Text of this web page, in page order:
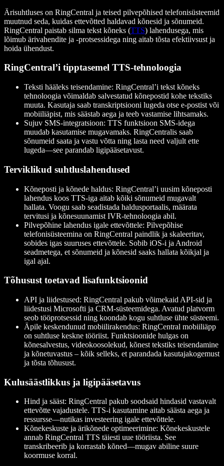
Ärisuhtluses on RingCentral ja teised pilvepõhised telefonisüsteemid
muutnud seda, kuidas ettevõtted haldavad kõnesid ja sõnumeid.
RingCentral paistab silma tekst kõneks (TTS) lahendusega, mis
lõimub ärivahendite ja -protsessidega ning aitab tõsta efektiivsust ja
hoida ühendust.
RingCentral’i tipptasemel TTS-tehnoloogia
Teksti hääleks teisendamine: RingCentral’i tekst kõneks
tehnoloogia võimaldab salvestatud kõnepostid kohe tekstiks
muuta. Kasutaja saab transkriptsiooni lugeda otse e-postist või
mobiiliäpist, mis säästab aega ja teeb vastamise lihtsamaks.
Sujuv SMS-integratsioon: TTS funktsioon SMS-idega
muudab kasutamise mugavamaks. RingCentralis saab
sõnumeid saata ja vastu võtta ning lasta need valjult ette
lugeda—see parandab ligipääsetavust.
Terviklikud suhtluslahendused
Kõneposti ja kõnede haldus: RingCentral’i uusim kõneposti
lahendus koos TTS-iga aitab kõiki sõnumeid mugavalt
hallata. Voogu saab seadistada haldusportaalis, määrata
tervitusi ja kõnesuunamist IVR-tehnoloogia abil.
Pilvepõhine lahendus igale ettevõttele: Pilvepõhise
telefonisüsteemina on RingCentral paindlik ja skaleeritav,
sobides igas suuruses ettevõttele. Sobib iOS-i ja Android
seadmetega, et sõnumeid ja kõnesid saaks hallata kõikjal ja
igal ajal.
Tõhusust toetavad lisafunktsioonid
API ja liidestused: RingCentral pakub võimekaid API-sid ja
liidestusi Microsofti ja CRM-süsteemidega. Avatud platvorm
seob tööprotsessid ning koondab kogu suhtluse ühte süsteemi.
Äpile keskendunud mobiilirakendus: RingCentral mobiiliäpp
on suhtluse keskne tööriist. Funktsioonide hulgas on
kõnesalvestus, videokoosolekud, kõnest tekstiks teisendamine
ja kõnetuvastus – kõik selleks, et parandada kasutajakogemust
ja tõsta tõhusust.
Kulusäästlikkus ja ligipääsetavus
Hind ja sääst: RingCentral pakub soodsaid hindasid vastavalt
ettevõtte vajadustele. TTS-i kasutamine aitab säästa aega ja
ressursse—nutikas investeering igale ettevõttele.
Kõnekeskuste ja ärikõnede optimeerimine: Kõnekeskustele
annab RingCentral TTS täiesti uue tööriista. See
transkribeerib ja korrastab kõned—mugav abiline suure
koormuse korral.